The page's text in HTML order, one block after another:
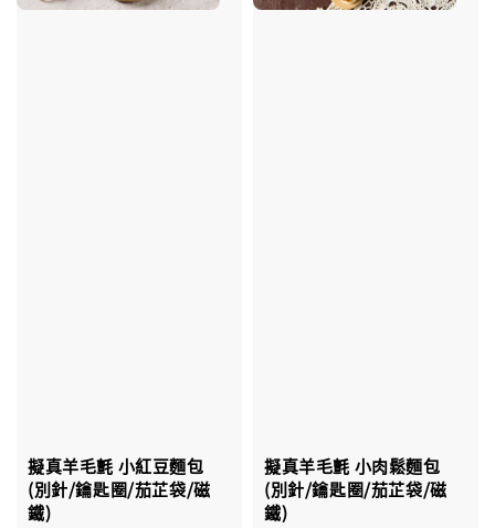
擬真羊毛氈 小紅豆麵包
(別針/鑰匙圈/茄芷袋/磁
鐵)
擬真羊毛氈 小肉鬆麵包
(別針/鑰匙圈/茄芷袋/磁
鐵)